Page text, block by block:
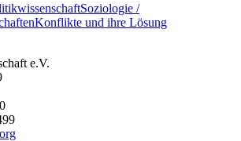
Soziologie /
Konflikte und ihre Lösung
e.V.